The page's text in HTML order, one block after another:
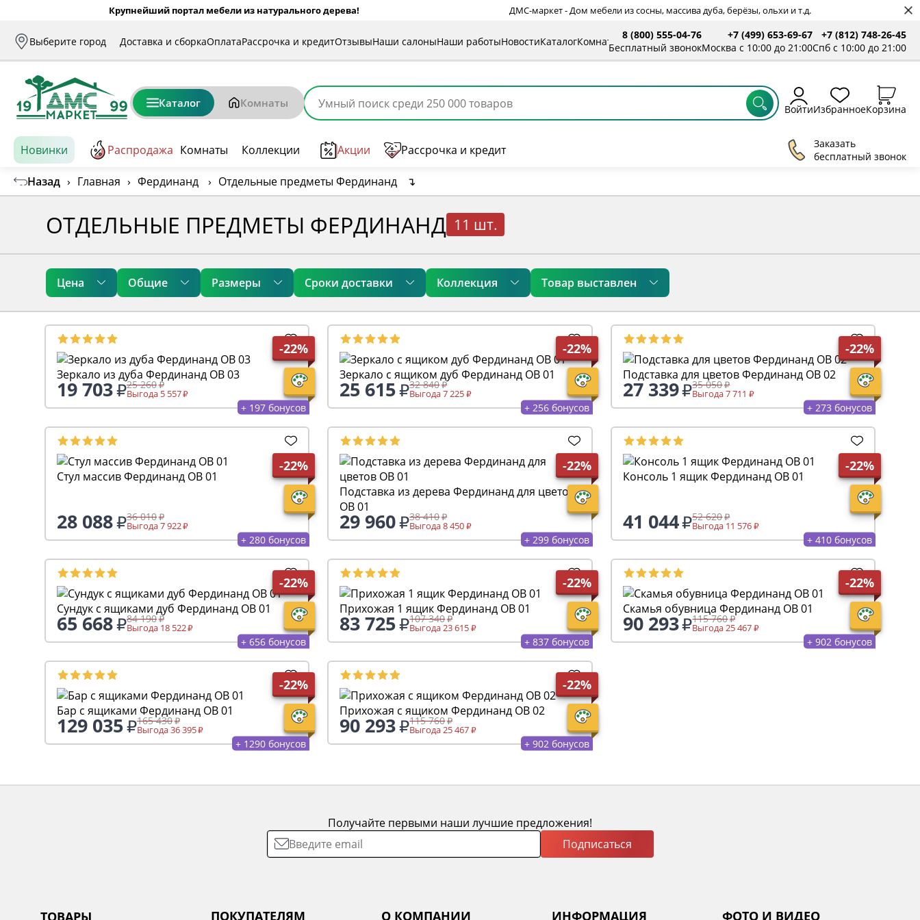
Крупнейший портал мебели из натурального дерева! ДМС-маркет - Дом мебели из сосны, массива дуба, берёзы, ольхи и т.д.
Выберите город Доставка и сборкаОплатаРассрочка и кредитОтзывыНаши салоныНаши работыНовостиКаталогКомнаты
8 (800) 555-04-76
Бесплатный звонок
+7 (499) 653-69-67
Москва с 10:00 до 21:00
+7 (812) 748-26-45
Спб с 10:00 до 21:00
Каталог Комнаты ВойтиИзбранноеКорзина
Новинки Распродажа Комнаты Коллекции Акции Рассрочка и кредит
Заказать
бесплатный звонок
Назад › Главная › Фердинанд › Отдельные предметы Фердинанд ↴
ОТДЕЛЬНЫЕ ПРЕДМЕТЫ ФЕРДИНАНД 11 шт.
Цена Общие Размеры Сроки доставки Коллекция Товар выставлен
-22%
Зеркало из дуба Фердинанд ОВ 03
19 703 25 260
Выгода 5 557
+ 197 бонусов
-22%
Зеркало с ящиком дуб Фердинанд ОВ 01
25 615 32 840
Выгода 7 225
+ 256 бонусов
-22%
Подставка для цветов Фердинанд ОВ 02
27 339 35 050
Выгода 7 711
+ 273 бонусов
-22%
Стул массив Фердинанд ОВ 01
28 088 36 010
Выгода 7 922
+ 280 бонусов
-22%
Подставка из дерева Фердинанд для цветов
ОВ 01
29 960 38 410
Выгода 8 450
+ 299 бонусов
-22%
Консоль 1 ящик Фердинанд ОВ 01
41 044 52 620
Выгода 11 576
+ 410 бонусов
-22%
Сундук с ящиками дуб Фердинанд ОВ 01
65 668 84 190
Выгода 18 522
+ 656 бонусов
-22%
Прихожая 1 ящик Фердинанд ОВ 01
83 725 107 340
Выгода 23 615
+ 837 бонусов
-22%
Скамья обувница Фердинанд ОВ 01
90 293 115 760
Выгода 25 467
+ 902 бонусов
-22%
Бар с ящиками Фердинанд ОВ 01
129 035 165 430
Выгода 36 395
+ 1290 бонусов
-22%
Прихожая с ящиком Фердинанд ОВ 02
90 293 115 760
Выгода 25 467
+ 902 бонусов
Получайте первыми наши лучшие предложения!
Подписаться
ТОВАРЫ ПОКУПАТЕЛЯМ О КОМПАНИИ ИНФОРМАЦИЯ ФОТО И ВИДЕО